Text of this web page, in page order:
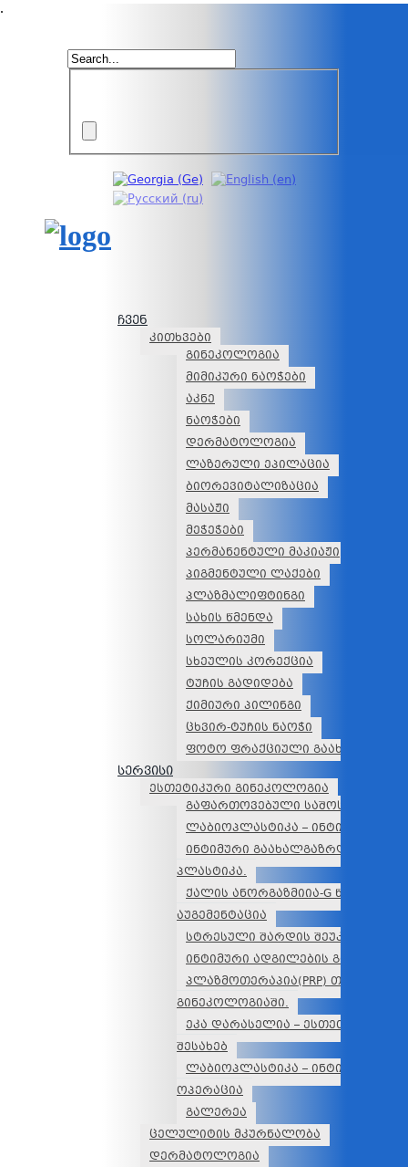
.
ჩვენ
კითხვები
გინეკოლოგია
მიმიკური ნაოჭები
აკნე
ნაოჭები
დერმატოლოგია
ლაზერული ეპილაცია
ბიორევიტალიზაცია
მასაჟი
მეჭეჭები
პერმანენტული მაკიაჟი
პიგმენტული ლაქები
პლაზმალიფტინგი
სახის წმენდა
სოლარიუმი
სხეულის კორექცია
ტუჩის გადიდება
ქიმიური პილინგი
ცხვირ-ტუჩის ნაოჭი
ფოტო ფრაქციული
სერვისი
ესთეტიკური გინეკოლოგია
გაფართოვებული საშოს
ლაბიოპლასტიკა – ინტიმური
ინტიმური გაახალგაზრდავება-
პლასტიკა.
ქალის ანორგაზმიია-G წერტილის
აუგემენტაცია
სტრესული შარდის
ინტიმური ადგილების გაღიავება
პლაზმოთერაპია(PRP) თერაპია
გინეკოლოგიაში.
ეკა დარასელია – ესთეთიკური
შესახებ
ლაბიოპლასტიკა – ინტიმური
ოპერაცია
გალერეა
ცელულიტის მკურნალობა
დერმატოლოგია